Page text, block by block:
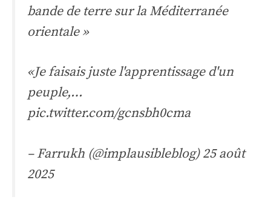
bande de terre sur la Méditerranée
orientale »
«Je faisais juste l'apprentissage d'un
peuple,…
pic.twitter.com/gcnsbh0cma
– Farrukh (@implausibleblog)25 août
2025